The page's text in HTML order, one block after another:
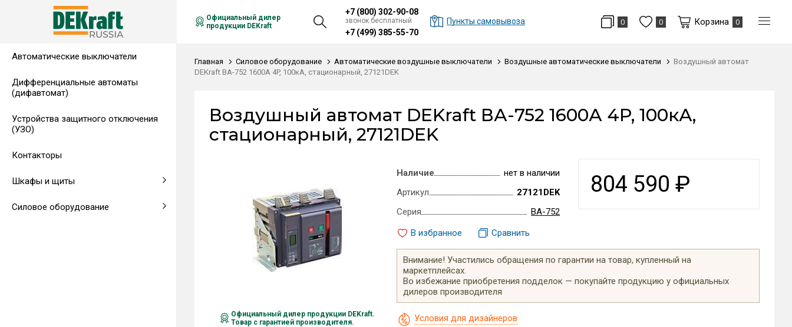
Автоматические выключатели
Дифференциальные автоматы
(дифавтомат)
Устройства защитного отключения
(УЗО)
Контакторы
Шкафы и щиты
Распределительные щиты,
Напольные щиты
Клеммы и комплектующие
Клеммы на DIN-рейку
Аксессуары для щитов
Силовое оборудование
Автоматические выключатели в
Аксессуары
Предохранители
Щитовые приборы
Амперметры
Автоматические воздушные
выключатели
Воздушные автоматические
Официальный дилер
продукции DEKraft
+7 (800) 302-90-08
звонок бесплатный
+7 (499) 385-55-70
Пункты самовывоза 0 0 Корзина 0
Главная Силовое оборудование Автоматические воздушные выключатели Воздушные автоматические выключатели
Воздушный автомат
DEKraft ВА-752 1600А 4P, 100кА, стационарный, 27121DEK
Воздушный автомат DEKraft ВА-752 1600А 4P, 100кА,
стационарный, 27121DEK
Официальный дилер продукции DEKraft.
Товар с гарантией производителя.
804 590 ₽
Наличие
нет в наличии
Артикул
27121DEK
Серия
ВА-752
В избранное
Сравнить
Внимание! Участились обращения по гарантии на товар, купленный на
маркетплейсах.
Во избежание приобретения подделок — покупайте продукцию у официальных
дилеров производителя
Условия для дизайнеров